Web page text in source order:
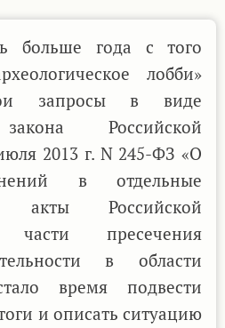
года с того
лобби»
запросы в виде
Российской
2013 г. N 245-ФЗ «О
в отдельные
акты Российской
пресечения
в области
время подвести
и описать ситуацию